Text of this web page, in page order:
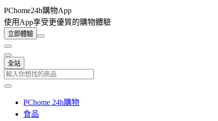
PChome24h購物App
使用App享受更優質的購物體驗
立即體驗
全站
PChome 24h購物
食品